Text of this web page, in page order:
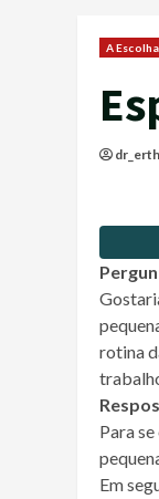
A
rotina
Para
Em